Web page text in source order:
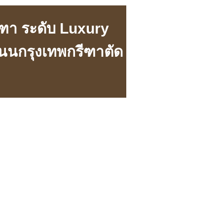
า ระดับ Luxury
นกรุงเทพกรีฑาตัด